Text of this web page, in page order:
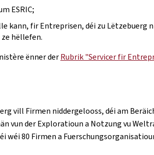
ESRIC;
kann, fir Entreprisen, déi zu Lëtzebuerg
hëllefen.
ënner derRubrik "Servicer fir
vill Firmen niddergelooss, déi am
vun der Exploratioun a Notzung vu
wéi 80 Firmen a